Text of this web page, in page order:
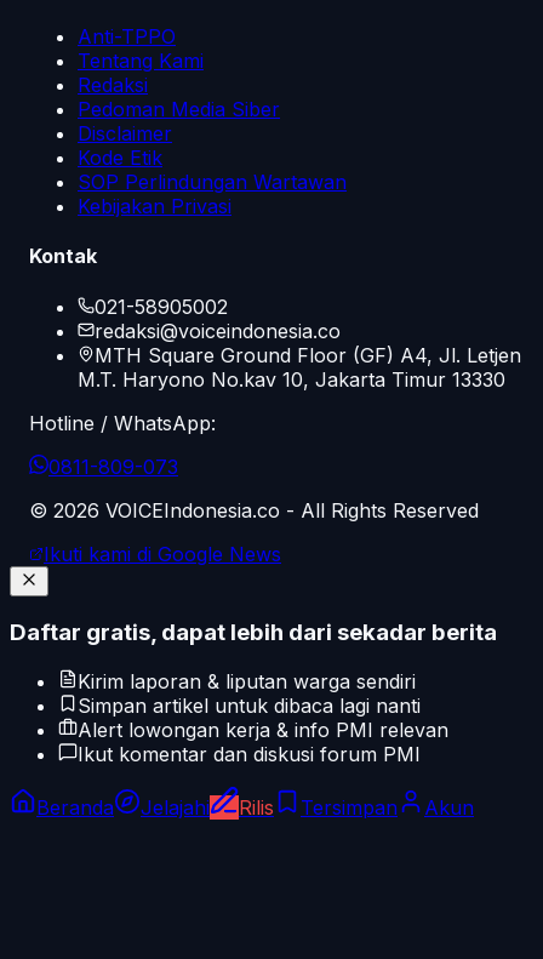
Anti-TPPO
Tentang Kami
Redaksi
Pedoman Media Siber
Disclaimer
Kode Etik
SOP Perlindungan Wartawan
Kebijakan Privasi
Kontak
021-58905002
redaksi@voiceindonesia.co
MTH Square Ground Floor (GF) A4, Jl. Letjen
M.T. Haryono No.kav 10, Jakarta Timur 13330
Hotline / WhatsApp:
0811-809-073
© 2026 VOICEIndonesia.co - All Rights Reserved
Ikuti kami di Google News
Daftar gratis, dapat lebih dari sekadar berita
Kirim laporan & liputan warga sendiri
Simpan artikel untuk dibaca lagi nanti
Alert lowongan kerja & info PMI relevan
Ikut komentar dan diskusi forum PMI
Beranda Jelajahi Rilis Tersimpan Akun